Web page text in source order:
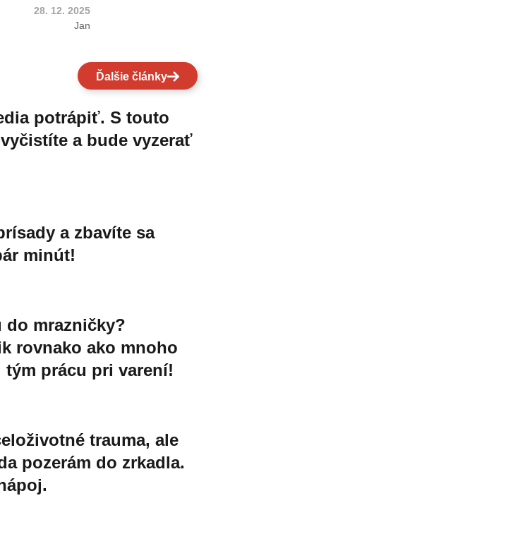
28. 12. 2025
Jan
Ďalšie články
potrápiť. S touto
a bude vyzerať
a zbavíte sa
minút!
mrazničky?
rovnako ako mnoho
prácu pri varení!
trauma, ale
pozerám do zrkadla.